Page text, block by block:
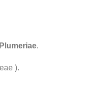
.
).